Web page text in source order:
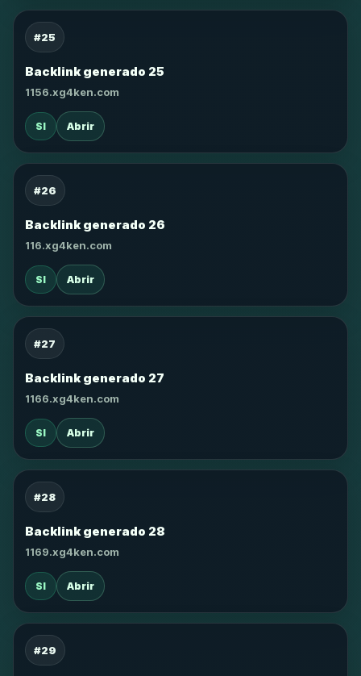
#25
Backlink generado 25
1156.xg4ken.com
SI Abrir
#26
Backlink generado 26
116.xg4ken.com
SI Abrir
#27
Backlink generado 27
1166.xg4ken.com
SI Abrir
#28
Backlink generado 28
1169.xg4ken.com
SI Abrir
#29